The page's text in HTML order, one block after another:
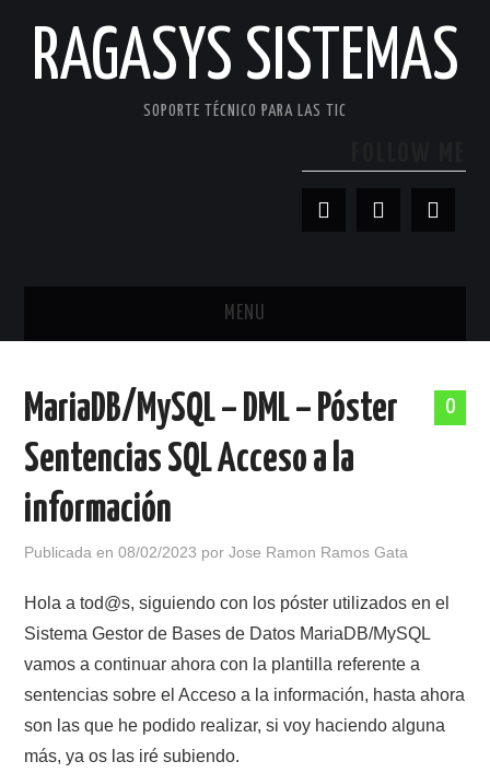
RAGASYS SISTEMAS
SOPORTE TÉCNICO PARA LAS TIC
MENU
ACERCA DE
0
MariaDB/MySQL – DML – Póster
Sentencias SQL Acceso a la
información
Publicada en08/02/2023 porJose Ramon Ramos Gata
Hola a tod@s, siguiendo con los póster utilizados en el
Sistema Gestor de Bases de Datos MariaDB/MySQL
vamos a continuar ahora con la plantilla referente a
sentencias sobre el Acceso a la información, hasta ahora
son las que he podido realizar, si voy haciendo alguna
más, ya os las iré subiendo.